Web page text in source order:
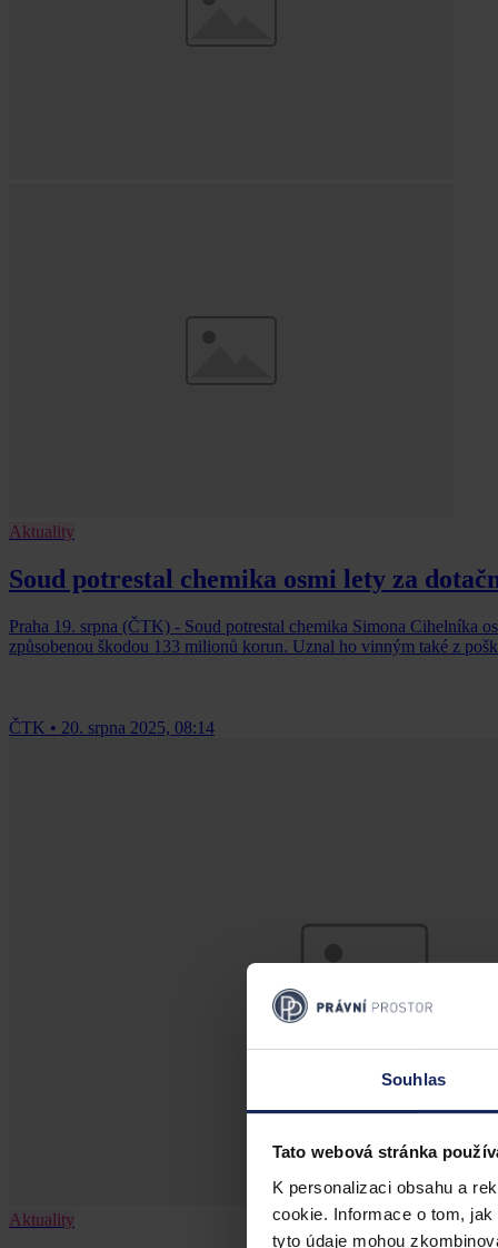
Souhlas
Tato webová stránka
K personalizaci obsahu a
cookie. Informace o tom,
tyto údaje mohou
Aktuality
Soud potrestal chemika osmi lety za
Praha 19. srpna (ČTK) - Soud potrestal chemika Simona Cihelníka
způsobenou škodou 133 milionů korun. Uznal ho vinným také z
ČTK • 20. srpna 2025, 08:14
Aktuality